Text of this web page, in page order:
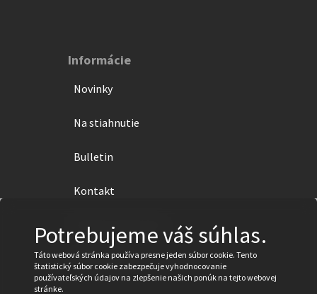
Informácie
Novinky
Na stiahnutie
Bulletin
Kontakt
Ochrana súkromia
Impressum
Potrebujeme váš súhlas.
Táto webová stránka používa presne jeden súbor cookie. Tento
štatistický súbor cookie zabezpečuje vyhodnocovanie
používateľských údajov na zlepšenie našich ponúk na tejto webovej
stránke.